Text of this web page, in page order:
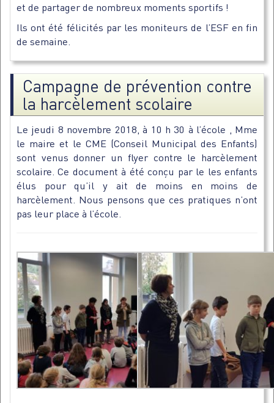
et de partager de nombreux moments sportifs !
Ils ont été félicités par les moniteurs de l’ESF en fin
de semaine.
Campagne de prévention contre
la harcèlement scolaire
Le jeudi 8 novembre 2018, à 10 h 30 à l’école , Mme
le maire et le CME (Conseil Municipal des Enfants)
sont venus donner un flyer contre le harcèlement
scolaire. Ce document à été conçu par le les enfants
élus pour qu’il y ait de moins en moins de
harcèlement. Nous pensons que ces pratiques n’ont
pas leur place à l’école.